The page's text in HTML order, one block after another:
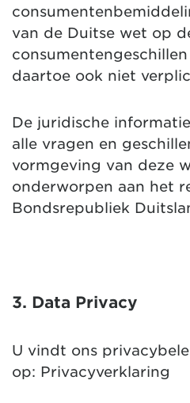
van de Duitse wet op
daartoe ook niet
De juridische
alle vragen en
vormgeving van deze
onderworpen aan het
Bondsrepubliek
3. Data Privacy
U vindt ons
op: Privacyverklaring